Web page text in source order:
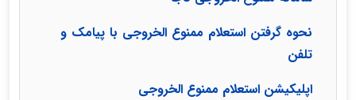
نحوه گرفتن استعلام ممنوع الخروجی با پیامک و
تلفن
اپلیکیشن استعلام ممنوع الخروجی